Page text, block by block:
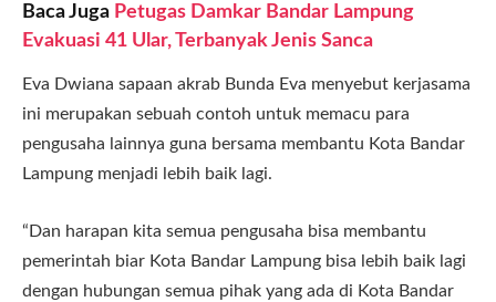
Baca Juga Petugas Damkar Bandar Lampung
Evakuasi 41 Ular, Terbanyak Jenis Sanca
Eva Dwiana sapaan akrab Bunda Eva menyebut kerjasama
ini merupakan sebuah contoh untuk memacu para
pengusaha lainnya guna bersama membantu Kota Bandar
Lampung menjadi lebih baik lagi.
“Dan harapan kita semua pengusaha bisa membantu
pemerintah biar Kota Bandar Lampung bisa lebih baik lagi
dengan hubungan semua pihak yang ada di Kota Bandar